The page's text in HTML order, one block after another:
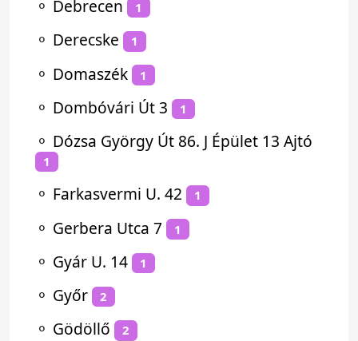
⚬ Debrecen 1
⚬ Derecske 1
⚬ Domaszék 1
⚬ Dombóvári Út 3 1
⚬ Dózsa György Út 86. J Épület 13 Ajtó
1
⚬ Farkasvermi U. 42 1
⚬ Gerbera Utca 7 1
⚬ Gyár U. 14 1
⚬ Győr 2
⚬ Gödöllő 2